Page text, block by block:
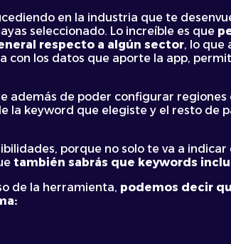
en la industria que te
seleccionado. Lo increíble es que
respecto a algún sector, lo que
los datos que aporte la app,
además de poder configurar regiones
la keyword que elegiste y el resto de
porque no solo te va a
también sabrás que keywords
de la herramienta, podemos decir